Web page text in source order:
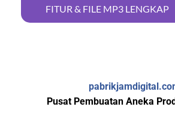
FITUR & FILE MP3 LENGKAP
Pusat Pembuatan Aneka